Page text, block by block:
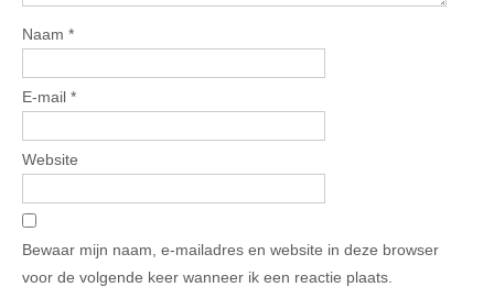
Naam *
E-mail *
Website
Bewaar mijn naam, e-mailadres en website in deze browser
voor de volgende keer wanneer ik een reactie plaats.